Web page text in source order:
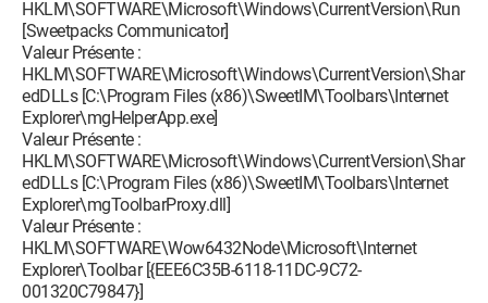
HKLM\SOFTWARE\Microsoft\Windows\CurrentVersion\Run
[Sweetpacks Communicator]
Valeur Présente :
HKLM\SOFTWARE\Microsoft\Windows\CurrentVersion\Shar
edDLLs [C:\Program Files (x86)\SweetIM\Toolbars\Internet
Explorer\mgHelperApp.exe]
Valeur Présente :
HKLM\SOFTWARE\Microsoft\Windows\CurrentVersion\Shar
edDLLs [C:\Program Files (x86)\SweetIM\Toolbars\Internet
Explorer\mgToolbarProxy.dll]
Valeur Présente :
HKLM\SOFTWARE\Wow6432Node\Microsoft\Internet
Explorer\Toolbar [{EEE6C35B-6118-11DC-9C72-
001320C79847}]